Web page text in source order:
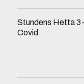
Stundens Hetta
Covid